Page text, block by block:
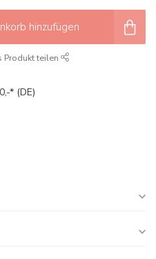
hinzufügen
Produkt teilen
* (DE)